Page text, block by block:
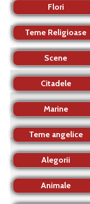
Flori
Teme Religioase
Scene
Citadele
Marine
Teme angelice
Alegorii
Animale